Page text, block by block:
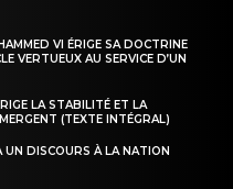
VI ÉRIGE SA DOCTRINE
VERTUEUX AU SERVICE D’UN
LA STABILITÉ ET LA
(TEXTE INTÉGRAL)
UN DISCOURS À LA NATION